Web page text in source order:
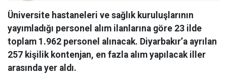
Üniversite hastaneleri ve sağlık kuruluşlarının
yayımladığı personel alım ilanlarına göre 23 ilde
toplam 1.962 personel alınacak. Diyarbakır’a ayrılan
257 kişilik kontenjan, en fazla alım yapılacak iller
arasında yer aldı.